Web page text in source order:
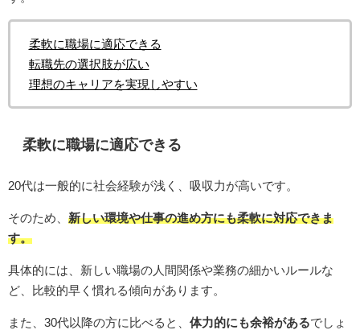
柔軟に職場に適応できる
転職先の選択肢が広い
理想のキャリアを実現しやすい
柔軟に職場に適応できる
20代は一般的に社会経験が浅く、吸収力が高いです。
そのため、 新しい環境や仕事の進め方にも柔軟に対応できま
す。
具体的には、新しい職場の人間関係や業務の細かいルールな
ど、比較的早く慣れる傾向があります。
また、30代以降の方に比べると、 体力的にも余裕があるでしょ